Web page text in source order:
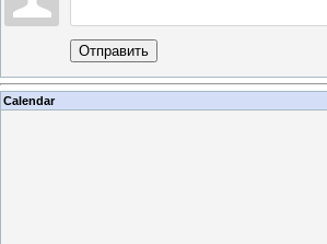
Отправить
Calendar